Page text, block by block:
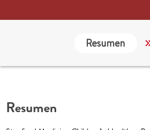
Resumen
Resumen